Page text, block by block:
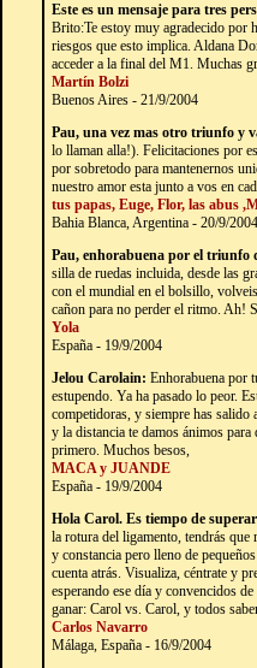
Este es un mensaje para tres
Brito:Te estoy muy agradecido por
riesgos que esto implica. Aldana
acceder a la final del M1. Muchas
Martín Bolzi
Buenos Aires - 21/9/2004
Pau, una vez mas otro triunfo y
lo llaman alla!). Felicitaciones por
por sobretodo para mantenernos
nuestro amor esta junto a vos en
tus papas, Euge, Flor, las abus
Bahia Blanca, Argentina - 20/9/2004
Pau, enhorabuena por el triunfo
silla de ruedas incluida, desde las
con el mundial en el bolsillo,
cañon para no perder el ritmo. Ah!
Yola
España - 19/9/2004
Jelou Carolain: Enhorabuena por
estupendo. Ya ha pasado lo peor.
competidoras, y siempre has salido
y la distancia te damos ánimos
primero. Muchos besos,
MACA y JUANDE
España - 19/9/2004
Hola Carol. Es tiempo de
la rotura del ligamento, tendrás que
y constancia pero lleno de
cuenta atrás. Visualiza, céntrate y
esperando ese día y convencidos
ganar: Carol vs. Carol, y todos
Carlos Navarro
Málaga, España - 16/9/2004